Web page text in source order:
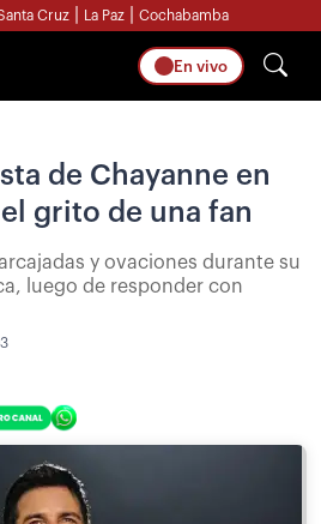
Cruz La Paz Cochabamba
En vivo
de Chayanne en
grito de una fan
y ovaciones durante su
luego de responder con